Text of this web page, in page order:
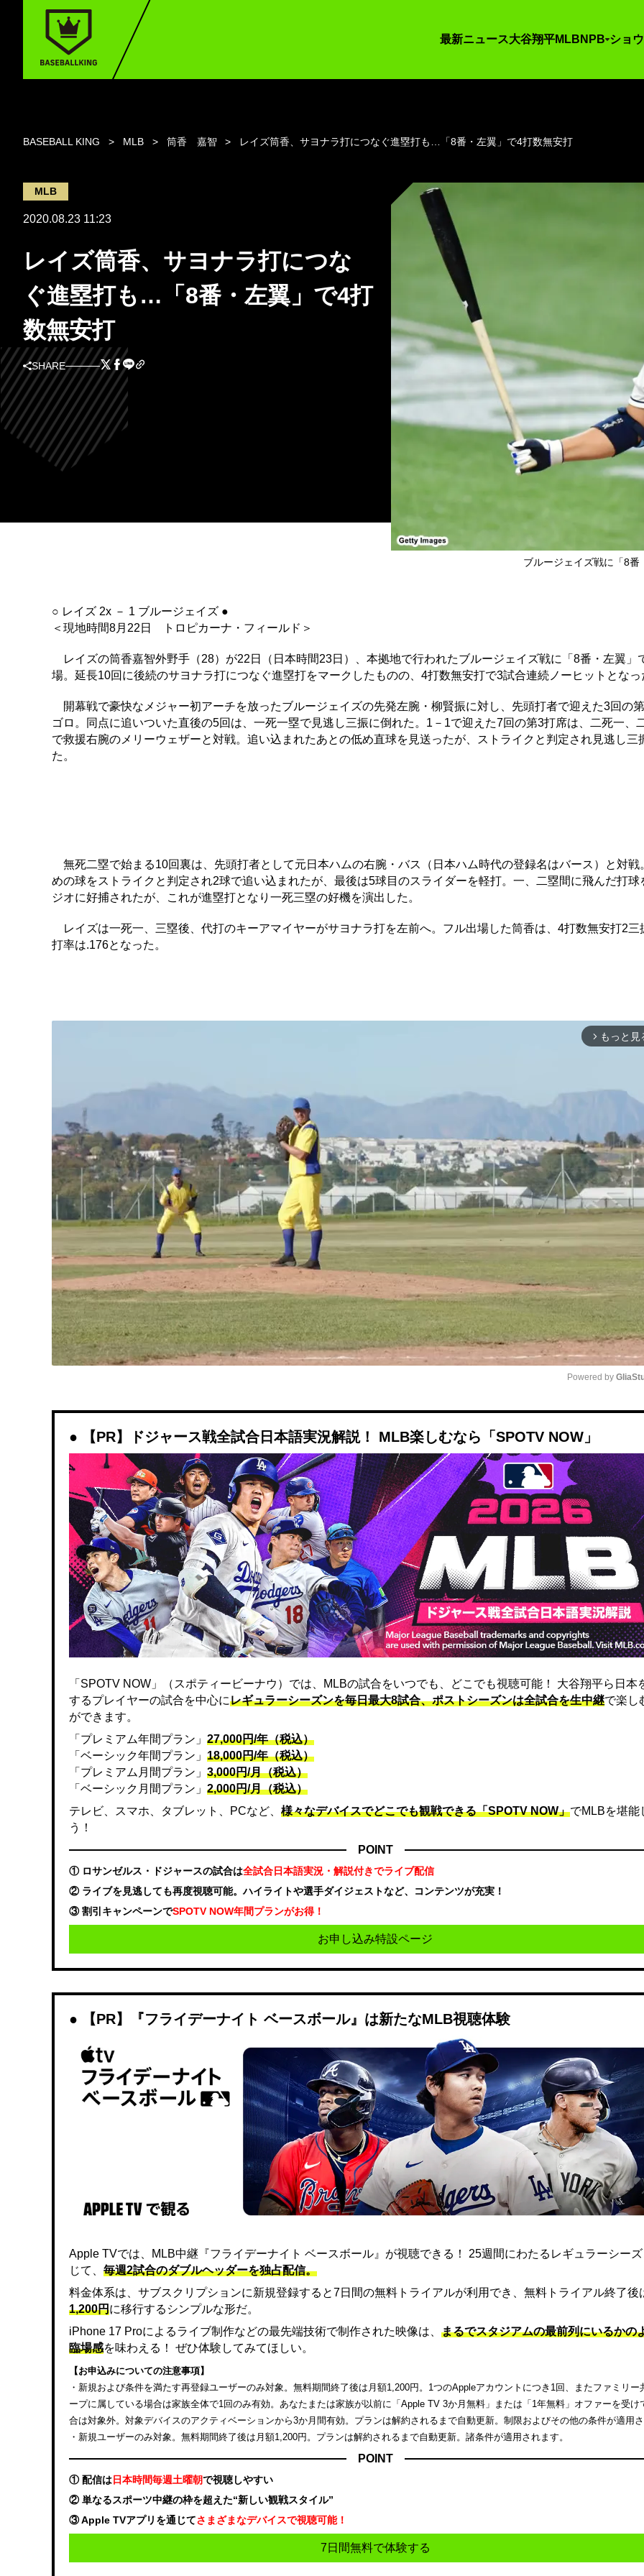
最新ニュース大谷翔平MLB NPB ショ
BASEBALL KING MLB 筒香 嘉智 レイズ筒香、サヨナラ打につなぐ進塁打も…「8番・左翼」で4打数無安打
MLB
2020.08.23 11:23
レイズ筒香、サヨナラ打につな
ぐ進塁打も…「8番・左翼」で4打
数無安打
SHARE
ブルージェイズ戦に「8
○ レイズ 2x － 1 ブルージェイズ ●
＜現地時間8月22日 トロピカーナ・フィールド＞
レイズの筒香嘉智外野手（28）が22日（日本時間23日）、本拠地で行われたブルージェイズ戦に「8番・左翼」
場。延長10回に後続のサヨナラ打につなぐ進塁打をマークしたものの、4打数無安打で3試合連続ノーヒットとなっ
開幕戦で豪快なメジャー初アーチを放ったブルージェイズの先発左腕・柳賢振に対し、先頭打者で迎えた3回の
ゴロ。同点に追いついた直後の5回は、一死一塁で見逃し三振に倒れた。1－1で迎えた7回の第3打席は、二死一、
で救援右腕のメリーウェザーと対戦。追い込まれたあとの低め直球を見送ったが、ストライクと判定され見逃し三
た。
無死二塁で始まる10回裏は、先頭打者として元日本ハムの右腕・バス（日本ハム時代の登録名はバース）と対戦
めの球をストライクと判定され2球で追い込まれたが、最後は5球目のスライダーを軽打。一、二塁間に飛んだ打球
ジオに好捕されたが、これが進塁打となり一死三塁の好機を演出した。
レイズは一死一、三塁後、代打のキーアマイヤーがサヨナラ打を左前へ。フル出場した筒香は、4打数無安打2三
打率は.176となった。
arrow_forward_ios もっと見
Powered by
【PR】ドジャース戦全試合日本語実況解説！ MLB楽しむなら「SPOTV NOW」
「SPOTV NOW」（スポティービーナウ）では、MLBの試合をいつでも、どこでも視聴可能！ 大谷翔平ら日本
するプレイヤーの試合を中心にレギュラーシーズンを毎日最大8試合、ポストシーズンは全試合を生中継で楽し
ができます。
「プレミアム年間プラン」 27,000円/年（税込）
「ベーシック年間プラン」 18,000円/年（税込）
「プレミアム月間プラン」 3,000円/月（税込）
「ベーシック月間プラン」 2,000円/月（税込）
テレビ、スマホ、タブレット、PCなど、 様々なデバイスでどこでも観戦できる「SPOTV NOW」でMLBを堪能
う！
POINT
① ロサンゼルス・ドジャースの試合は全試合日本語実況・解説付きでライブ配信
② ライブを見逃しても再度視聴可能。ハイライトや選手ダイジェストなど、コンテンツが充実！
③ 割引キャンペーンでSPOTV NOW年間プランがお得！
お申し込み特設ページ
【PR】『フライデーナイト ベースボール』は新たなMLB視聴体験
Apple TVでは、MLB中継『フライデーナイト ベースボール』が視聴できる！ 25週間にわたるレギュラーシー
じて、 毎週2試合のダブルヘッダーを独占配信。
料金体系は、サブスクリプションに新規登録すると7日間の無料トライアルが利用でき、無料トライアル終了後
1,200円に移行するシンプルな形だ。
iPhone 17 Proによるライブ制作などの最先端技術で制作された映像は、 まるでスタジアムの最前列にいるかの
臨場感を味わえる！ ぜひ体験してみてほしい。
【お申込みについての注意事項】
・新規および条件を満たす再登録ユーザーのみ対象。無料期間終了後は月額1,200円。1つのAppleアカウントにつき1回、またファミリー
ープに属している場合は家族全体で1回のみ有効。あなたまたは家族が以前に「Apple TV 3か月無料」または「1年無料」オファーを受け
合は対象外。対象デバイスのアクティベーションから3か月間有効。プランは解約されるまで自動更新。制限およびその他の条件が適用
・新規ユーザーのみ対象。無料期間終了後は月額1,200円。プランは解約されるまで自動更新。諸条件が適用されます。
POINT
① 配信は日本時間毎週土曜朝で視聴しやすい
② 単なるスポーツ中継の枠を超えた“新しい観戦スタイル”
③ Apple TVアプリを通じてさまざまなデバイスで視聴可能！
7日間無料で体験する